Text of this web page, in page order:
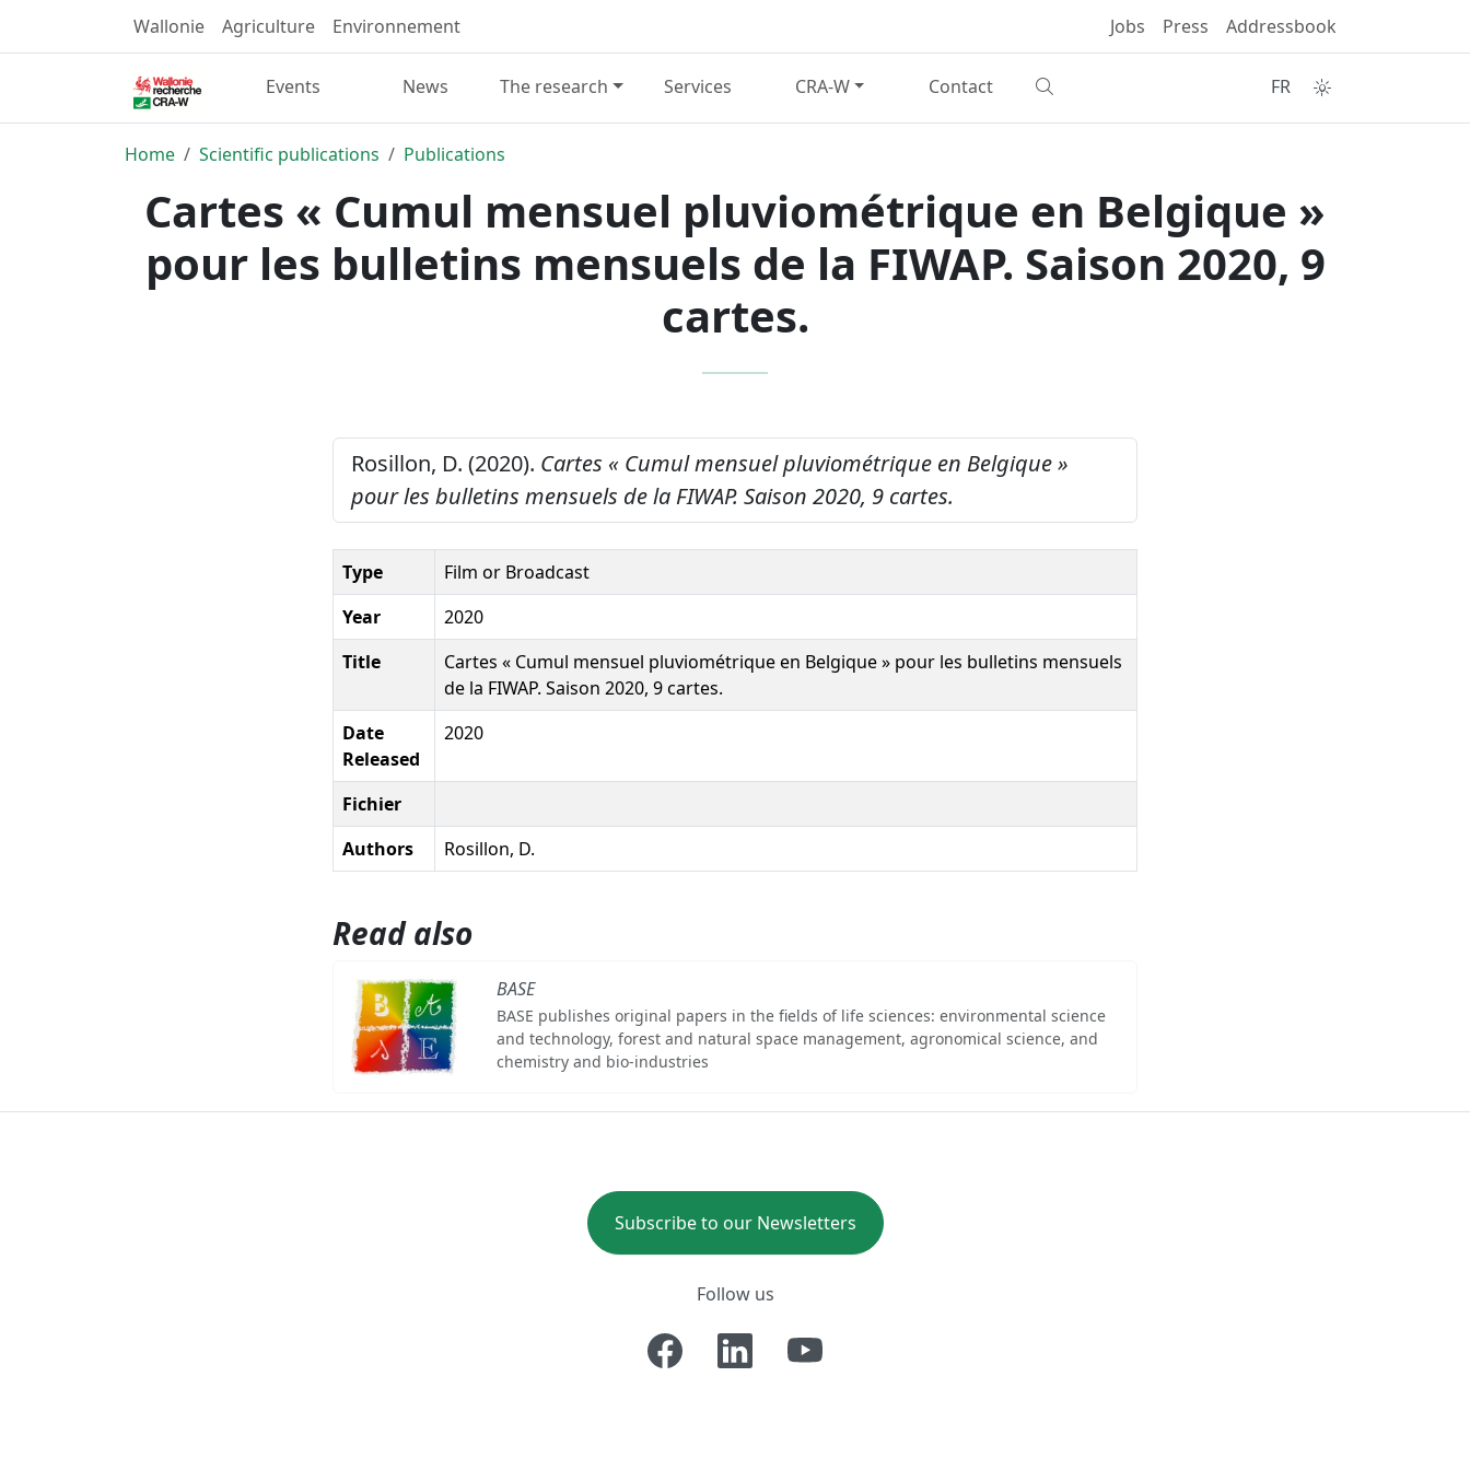
Wallonie Agriculture Environnement Jobs Press Addressbook
Events News The research Services CRA-W Contact FR
Home Scientific publications Publications
Cartes « Cumul mensuel pluviométrique en Belgique »
pour les bulletins mensuels de la FIWAP. Saison 2020, 9
cartes.
Rosillon, D. (2020). Cartes « Cumul mensuel pluviométrique en Belgique »
pour les bulletins mensuels de la FIWAP. Saison 2020, 9 cartes.
Type
Film or Broadcast
Year
2020
Title
Cartes « Cumul mensuel pluviométrique en Belgique » pour les bulletins mensuels
de la FIWAP. Saison 2020, 9 cartes.
Date
Released
2020
Fichier
Authors
Rosillon, D.
Read also
BASE
BASE publishes original papers in the fields of life sciences: environmental science
and technology, forest and natural space management, agronomical science, and
chemistry and bio-industries
Subscribe to our Newsletters
Follow us